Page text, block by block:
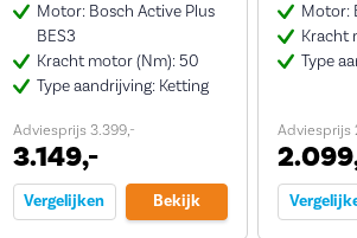
Motor: Bosch Active Plus
BES3
Kracht motor (Nm): 50
Type aandrijving: Ketting
Adviesprijs 3.399,-
3.149,-
Vergelijken Bekijk
Motor:
Kracht
Type
Adviesprijs